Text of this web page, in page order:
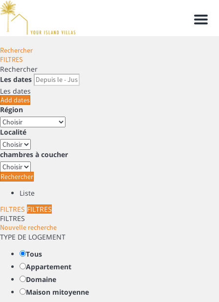
Menu
Rechercher
FILTRES
Rechercher
Les dates
Les dates
Add dates
Région
Localité
chambres à coucher
Rechercher
Liste
FILTRES FILTRES
FILTRES
Nouvelle recherche
TYPE DE LOGEMENT
Tous
Appartement
Domaine
Maison mitoyenne